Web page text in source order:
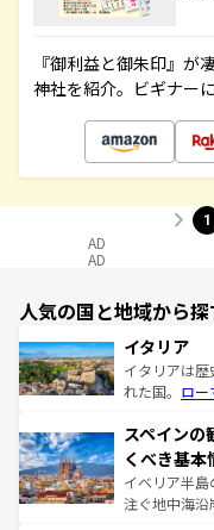
『御利益と御朱印』が
神社を紹介。ビギナー
1
AD
AD
人気の国と地域から探
イタリア
イタリアは
れた国。 ロー
ろん、トス
景など、自然
ピザやパス
できる。朝目
スペインの
くべき基本
イベリア半
注ぐ地中海沿